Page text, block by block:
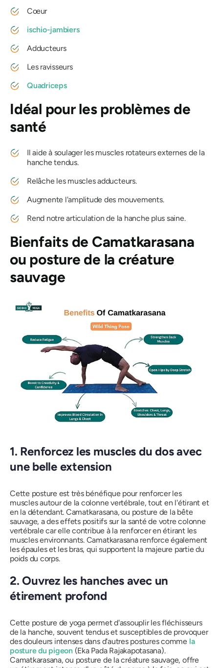
Cœur
ischio-jambiers
Adducteurs
Les ravisseurs
Quadriceps
Idéal pour les problèmes de
santé
Il aide à soulager les muscles rotateurs externes de la
hanche tendus.
Relâche les muscles adducteurs.
Augmente l'amplitude des mouvements.
Rend notre articulation de la hanche plus saine.
Bienfaits de Camatkarasana
ou posture de la créature
sauvage
1. Renforcez les muscles du dos avec
une belle extension
Cette posture est très bénéfique pour renforcer les
muscles autour de la colonne vertébrale, tout en l'étirant et
en la détendant. Camatkarasana, ou posture de la bête
sauvage, a des effets positifs sur la santé de votre colonne
vertébrale car elle contribue à la renforcer en étirant les
muscles environnants. Camatkarasana renforce également
les épaules et les bras, qui supportent la majeure partie du
poids du corps.
2. Ouvrez les hanches avec un
étirement profond
Cette posture de yoga permet d'assouplir les fléchisseurs
de la hanche, souvent tendus et susceptibles de provoquer
des douleurs intenses dans d'autres postures comme la
posture du pigeon(Eka Pada Rajakapotasana).
Camatkarasana, ou posture de la créature sauvage, offre